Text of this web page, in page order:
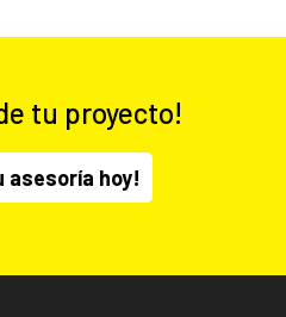
tu proyecto!
asesoría hoy!